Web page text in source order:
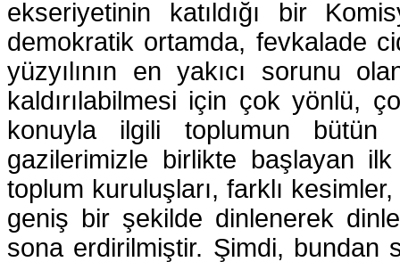
ekseriyetinin katıldığı bir
demokratik ortamda, fevkalade
yüzyılının en yakıcı sorunu
kaldırılabilmesi için çok yönlü,
konuyla ilgili toplumun
gazilerimizle birlikte başlayan
toplum kuruluşları, farklı
geniş bir şekilde dinlenerek
sona erdirilmiştir. Şimdi,